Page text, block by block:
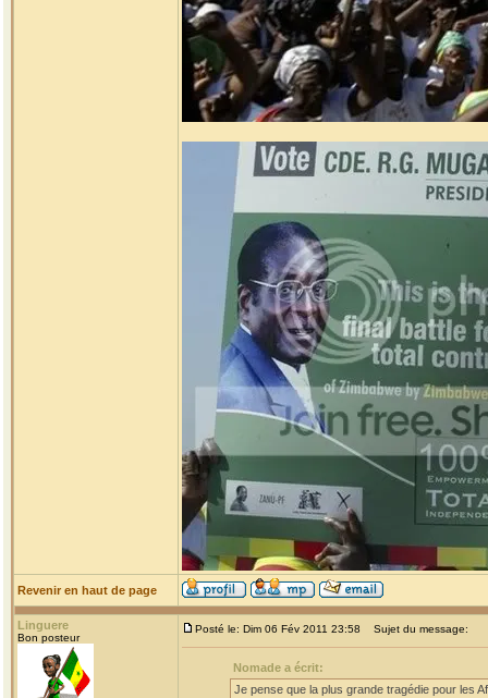
Revenir en haut de page
Linguere
Bon posteur
Posté le: Dim 06 Fév 2011 23:58 Sujet du message:
Nomade a écrit:
Je pense que la plus grande tragédie pour les